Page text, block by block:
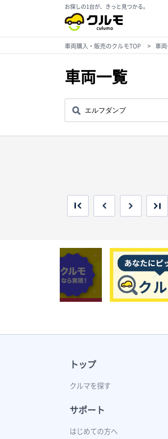
お探しの1台が、きっと見つかる。
車両購入・販売のクルモTOP > 車
車両一覧
トップ
クルマを探す
サポート
はじめての方へ